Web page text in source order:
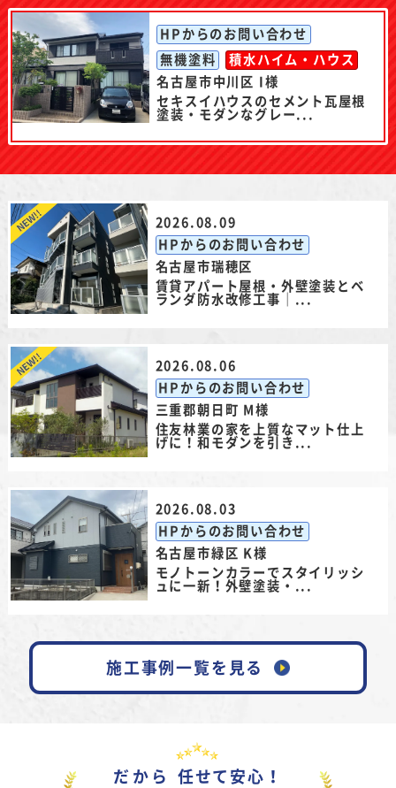
HPからのお問い合わせ
無機塗料
積水ハイム・ハウス
名古屋市中川区 I様
セキスイハウスのセメント瓦屋根
塗装・モダンなグレー...
2026.08.09
HPからのお問い合わせ
名古屋市瑞穂区
賃貸アパート屋根・外壁塗装とベ
ランダ防水改修工事｜...
2026.08.06
HPからのお問い合わせ
三重郡朝日町 M様
住友林業の家を上質なマット仕上
げに！和モダンを引き...
2026.08.03
HPからのお問い合わせ
名古屋市緑区 K様
モノトーンカラーでスタイリッシ
ュに一新！外壁塗装・...
施工事例一覧を見る
だから 任せて安心！